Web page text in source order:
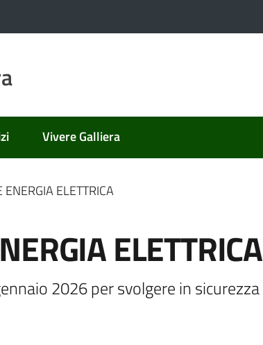
Vivere Galliera
ELETTRICA
ELETTRICA
2026 per svolgere in sicurezza